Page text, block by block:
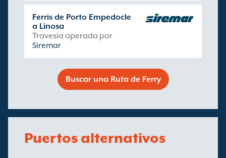
Ferris de Porto Empedocle
a Linosa
Travesía operada por
Siremar
Buscar una Ruta de Ferry
Puertos alternativos